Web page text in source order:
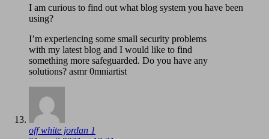
I am curious to find out what blog system you have been
using?
I’m experiencing some small security problems
with my latest blog and I would like to find
something more safeguarded. Do you have any
solutions? asmr 0mniartist
off white jordan 1